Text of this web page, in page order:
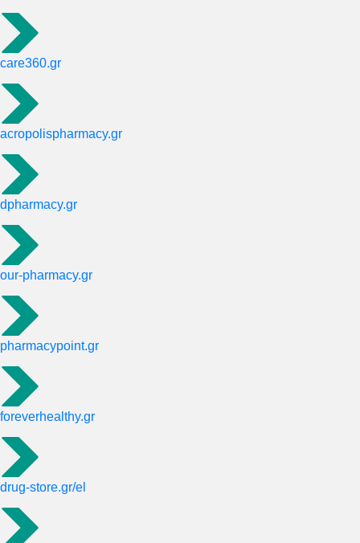
care360.gr
acropolispharmacy.gr
dpharmacy.gr
our-pharmacy.gr
pharmacypoint.gr
foreverhealthy.gr
drug-store.gr/el